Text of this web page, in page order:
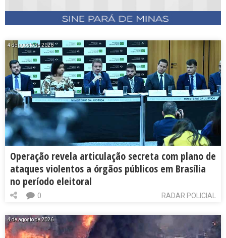
4 de agosto de 2026
Operação revela articulação secreta com plano de
ataques violentos a órgãos públicos em Brasília
no período eleitoral
RADAR POLICIAL
0
4 de agosto de 2026